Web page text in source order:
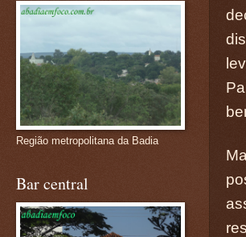
Região metropolitana da Badia
Bar central